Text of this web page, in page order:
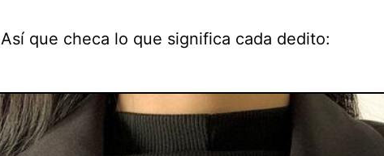
Así que checa lo que significa cada dedito: